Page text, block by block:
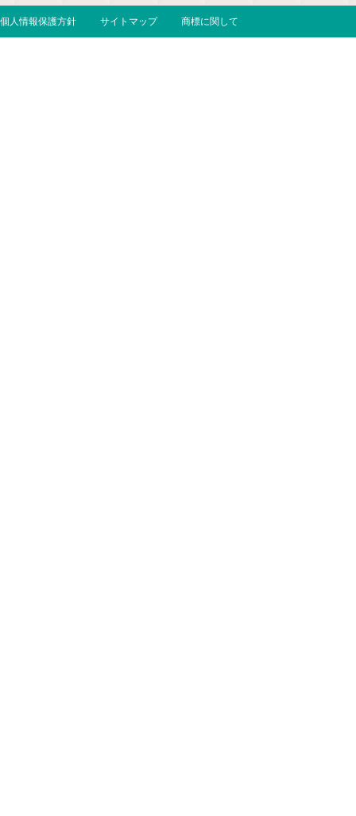
個人情報保護方針 サイトマップ 商標に関して